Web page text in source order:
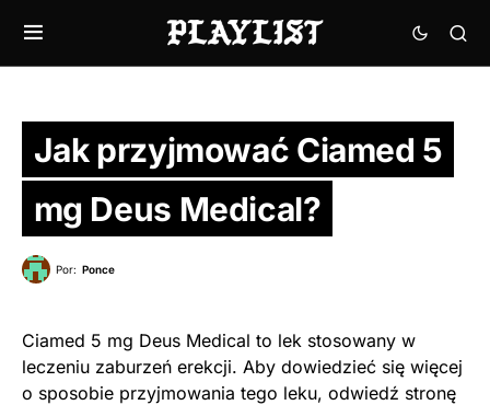
Jak przyjmować Ciamed 5
mg Deus Medical?
Por: Ponce
Ciamed 5 mg Deus Medical to lek stosowany w
leczeniu zaburzeń erekcji. Aby dowiedzieć się więcej
o sposobie przyjmowania tego leku, odwiedź stronę